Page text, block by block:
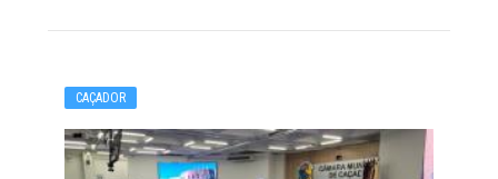
CAÇADOR